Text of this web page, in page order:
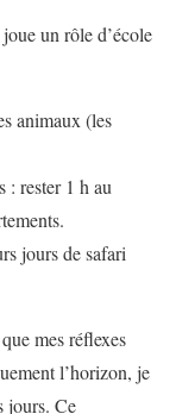
un rôle d’école
animaux (les
: rester 1 h au
jours de safari
mes réflexes
l’horizon, je
jours. Ce